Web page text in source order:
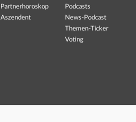
Partnerhoroskop
Aszendent
Podcasts
News-Podcast
Themen-Ticker
Voting